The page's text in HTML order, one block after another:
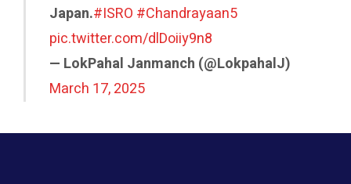
Japan.#ISRO #Chandrayaan5
pic.twitter.com/dlDoiiy9n8
— LokPahal Janmanch (@LokpahalJ)
March 17, 2025